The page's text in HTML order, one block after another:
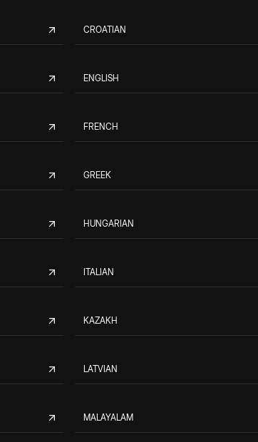
CROATIAN
ENGLISH
FRENCH
GREEK
HUNGARIAN
ITALIAN
KAZAKH
LATVIAN
MALAYALAM